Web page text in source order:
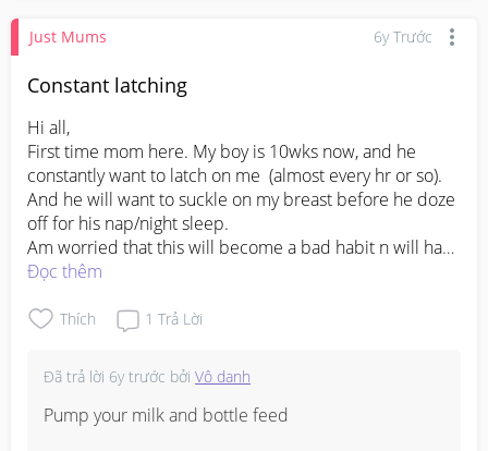
Just Mums 6y Trước
Constant latching
Hi all,
First time mom here. My boy is 10wks now, and he
constantly want to latch on me  (almost every hr or so).
And he will want to suckle on my breast before he doze
off for his nap/night sleep.
Am worried that this will become a bad habit n will have
issues when he eventually goes to infant care.
Thanks!
Đọc thêm
Thích 1 Trả Lời
Đã trả lời 6y trước bởi Vô danh
Pump your milk and bottle feed